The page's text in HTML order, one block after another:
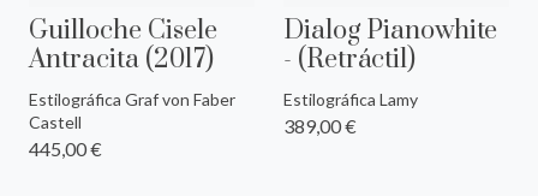
Guilloche Cisele
Antracita (2017)
Estilográfica Graf von Faber
Castell
445,00 €
Dialog Pianowhite
- (Retráctil)
Estilográfica Lamy
389,00 €